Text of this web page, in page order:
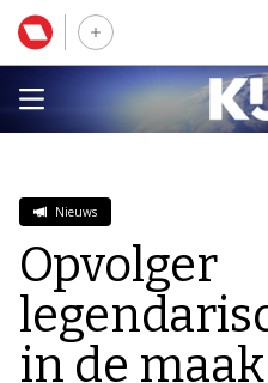
Nieuws
Opvolger
in de maak